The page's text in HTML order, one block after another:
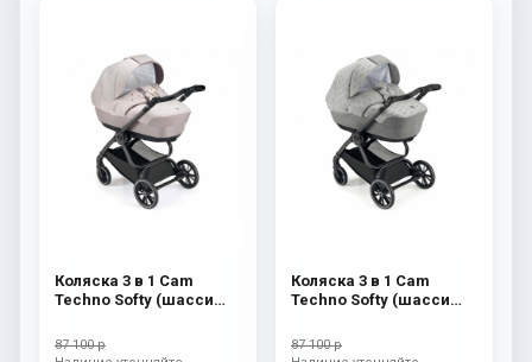
Коляска 3 в 1 Cam
Techno Softy (шасси
87 100 р
Коляска 3 в 1 Cam
Techno Softy (шасси
87 100 р